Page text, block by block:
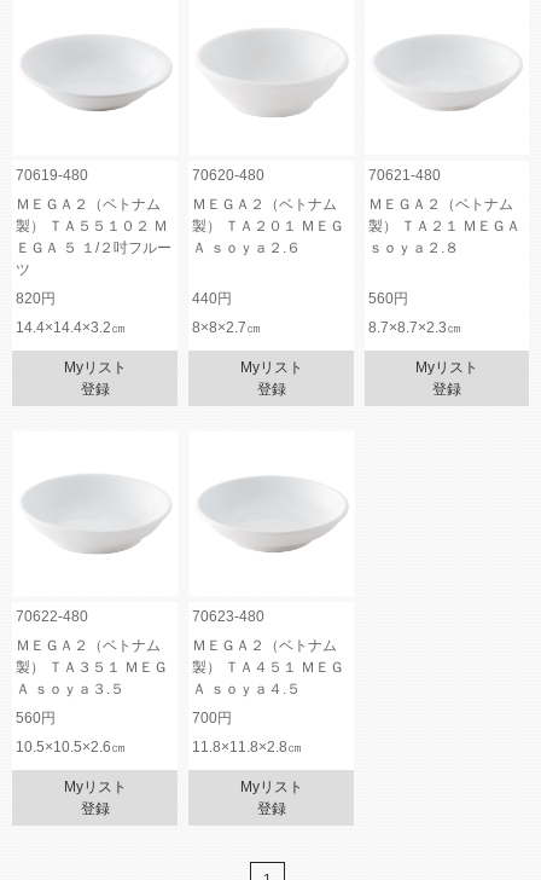
70619-480 70620-480
70621-480
ＭＥＧＡ２（ベトナム
製） ＴＡ５５１０２ Ｍ
ＥＧＡ ５ １/２吋フルー
ツ
ＭＥＧＡ２（ベトナム
製） ＴＡ２０１ ＭＥＧ
Ａ ｓｏｙａ２.６
ＭＥＧＡ２（ベトナム
製） ＴＡ２１ ＭＥＧＡ
ｓｏｙａ２.８
820円 440円
560円
14.4×14.4×3.2㎝
8×8×2.7㎝ 8.7×8.7×2.3㎝
Myリスト
登録
Myリスト
登録
Myリスト
登録
70622-480
70623-480
ＭＥＧＡ２（ベトナム
製） ＴＡ３５１ ＭＥＧ
Ａ ｓｏｙａ３.５
ＭＥＧＡ２（ベトナム
製） ＴＡ４５１ ＭＥＧ
Ａ ｓｏｙａ４.５
560円
700円
10.5×10.5×2.6㎝
11.8×11.8×2.8㎝
Myリスト
登録
Myリスト
登録